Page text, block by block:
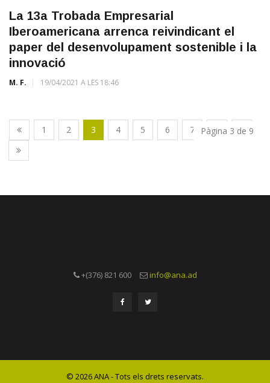
La 13a Trobada Empresarial
Iberoamericana arrenca reivindicant el
paper del desenvolupament sostenible i la
innovació
M. F. 19/04/2021 A LES 18:46
1 2 3 4 5 6 7 8 9
Pàgina 3 de 9
+(376) 821 600 info@ana.ad
© 2026 ANA - Tots els drets reservats.